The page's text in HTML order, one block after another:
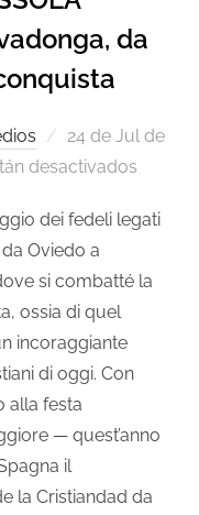
da
24 de Jul de
desactivados
dei fedeli legati
Oviedo a
si combatté la
ossia di quel
incoraggiante
di oggi. Con
alla festa
— quest’anno
il
la Cristiandad da